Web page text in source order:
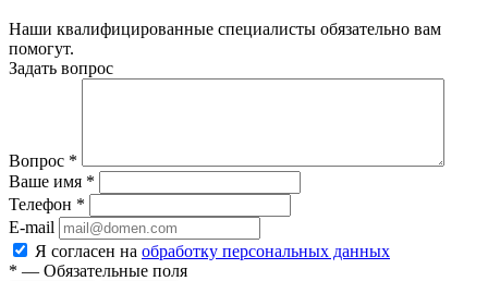
Наши квалифицированные специалисты обязательно вам
помогут.
Задать вопрос
Вопрос *
Ваше имя *
Телефон *
E-mail
Я согласен на обработку персональных данных
* — Обязательные поля